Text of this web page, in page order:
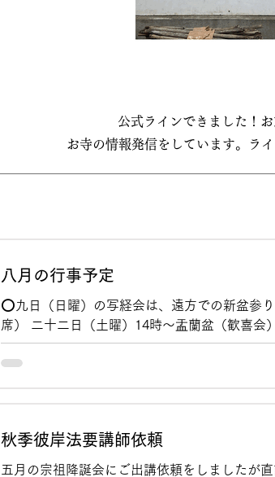
公式ラインできました！
お寺の情報発信をしています。ラ
八月の行事予定
⭕️九日（日曜）の写経会は、遠方での新盆参
席） 二十二日（土曜）14時〜盂蘭
西蓮寺住職・布教使］ 二十四日（月曜）正満
秋季彼岸法要講師依頼
五月の宗祖降誕会にご出講依頼をしましたが